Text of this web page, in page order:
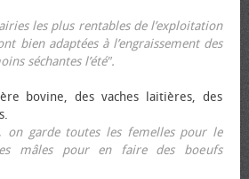
les plus rentables de l’exploitation
bien adaptées à l’engraissement des
séchantes l’été".
bovine, des vaches laitières, des
on garde toutes les femelles pour le
mâles pour en faire des bœufs